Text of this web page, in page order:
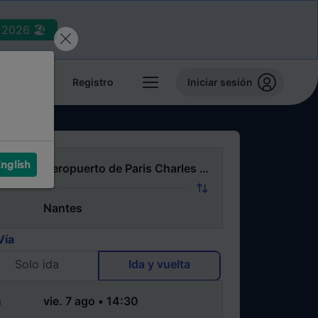
2026 🏖️
Registro Iniciar sesión
Solo ida
Ida y vuelta